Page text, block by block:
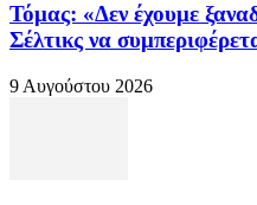
Τόμας: «Δεν έχουμε
Σέλτικς να
9 Αυγούστου 2026